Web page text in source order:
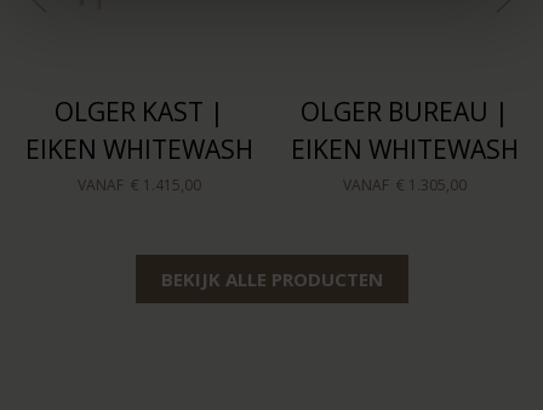
OLGER KAST |
EIKEN WHITEWASH
VANAF € 1.415,00
OLGER BUREAU |
EIKEN WHITEWASH
VANAF € 1.305,00
BEKIJK ALLE PRODUCTEN